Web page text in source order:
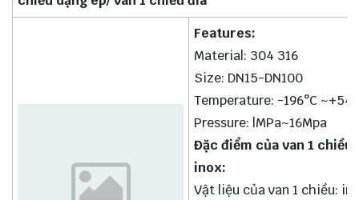
Features:
Material: 304 316
Size: DN15-DN100
Temperature: -196°C
Pressure: lMPa~16Mpa
Đặc điểm của van 1 chiều
inox:
Vật liệu của van 1 chiều: